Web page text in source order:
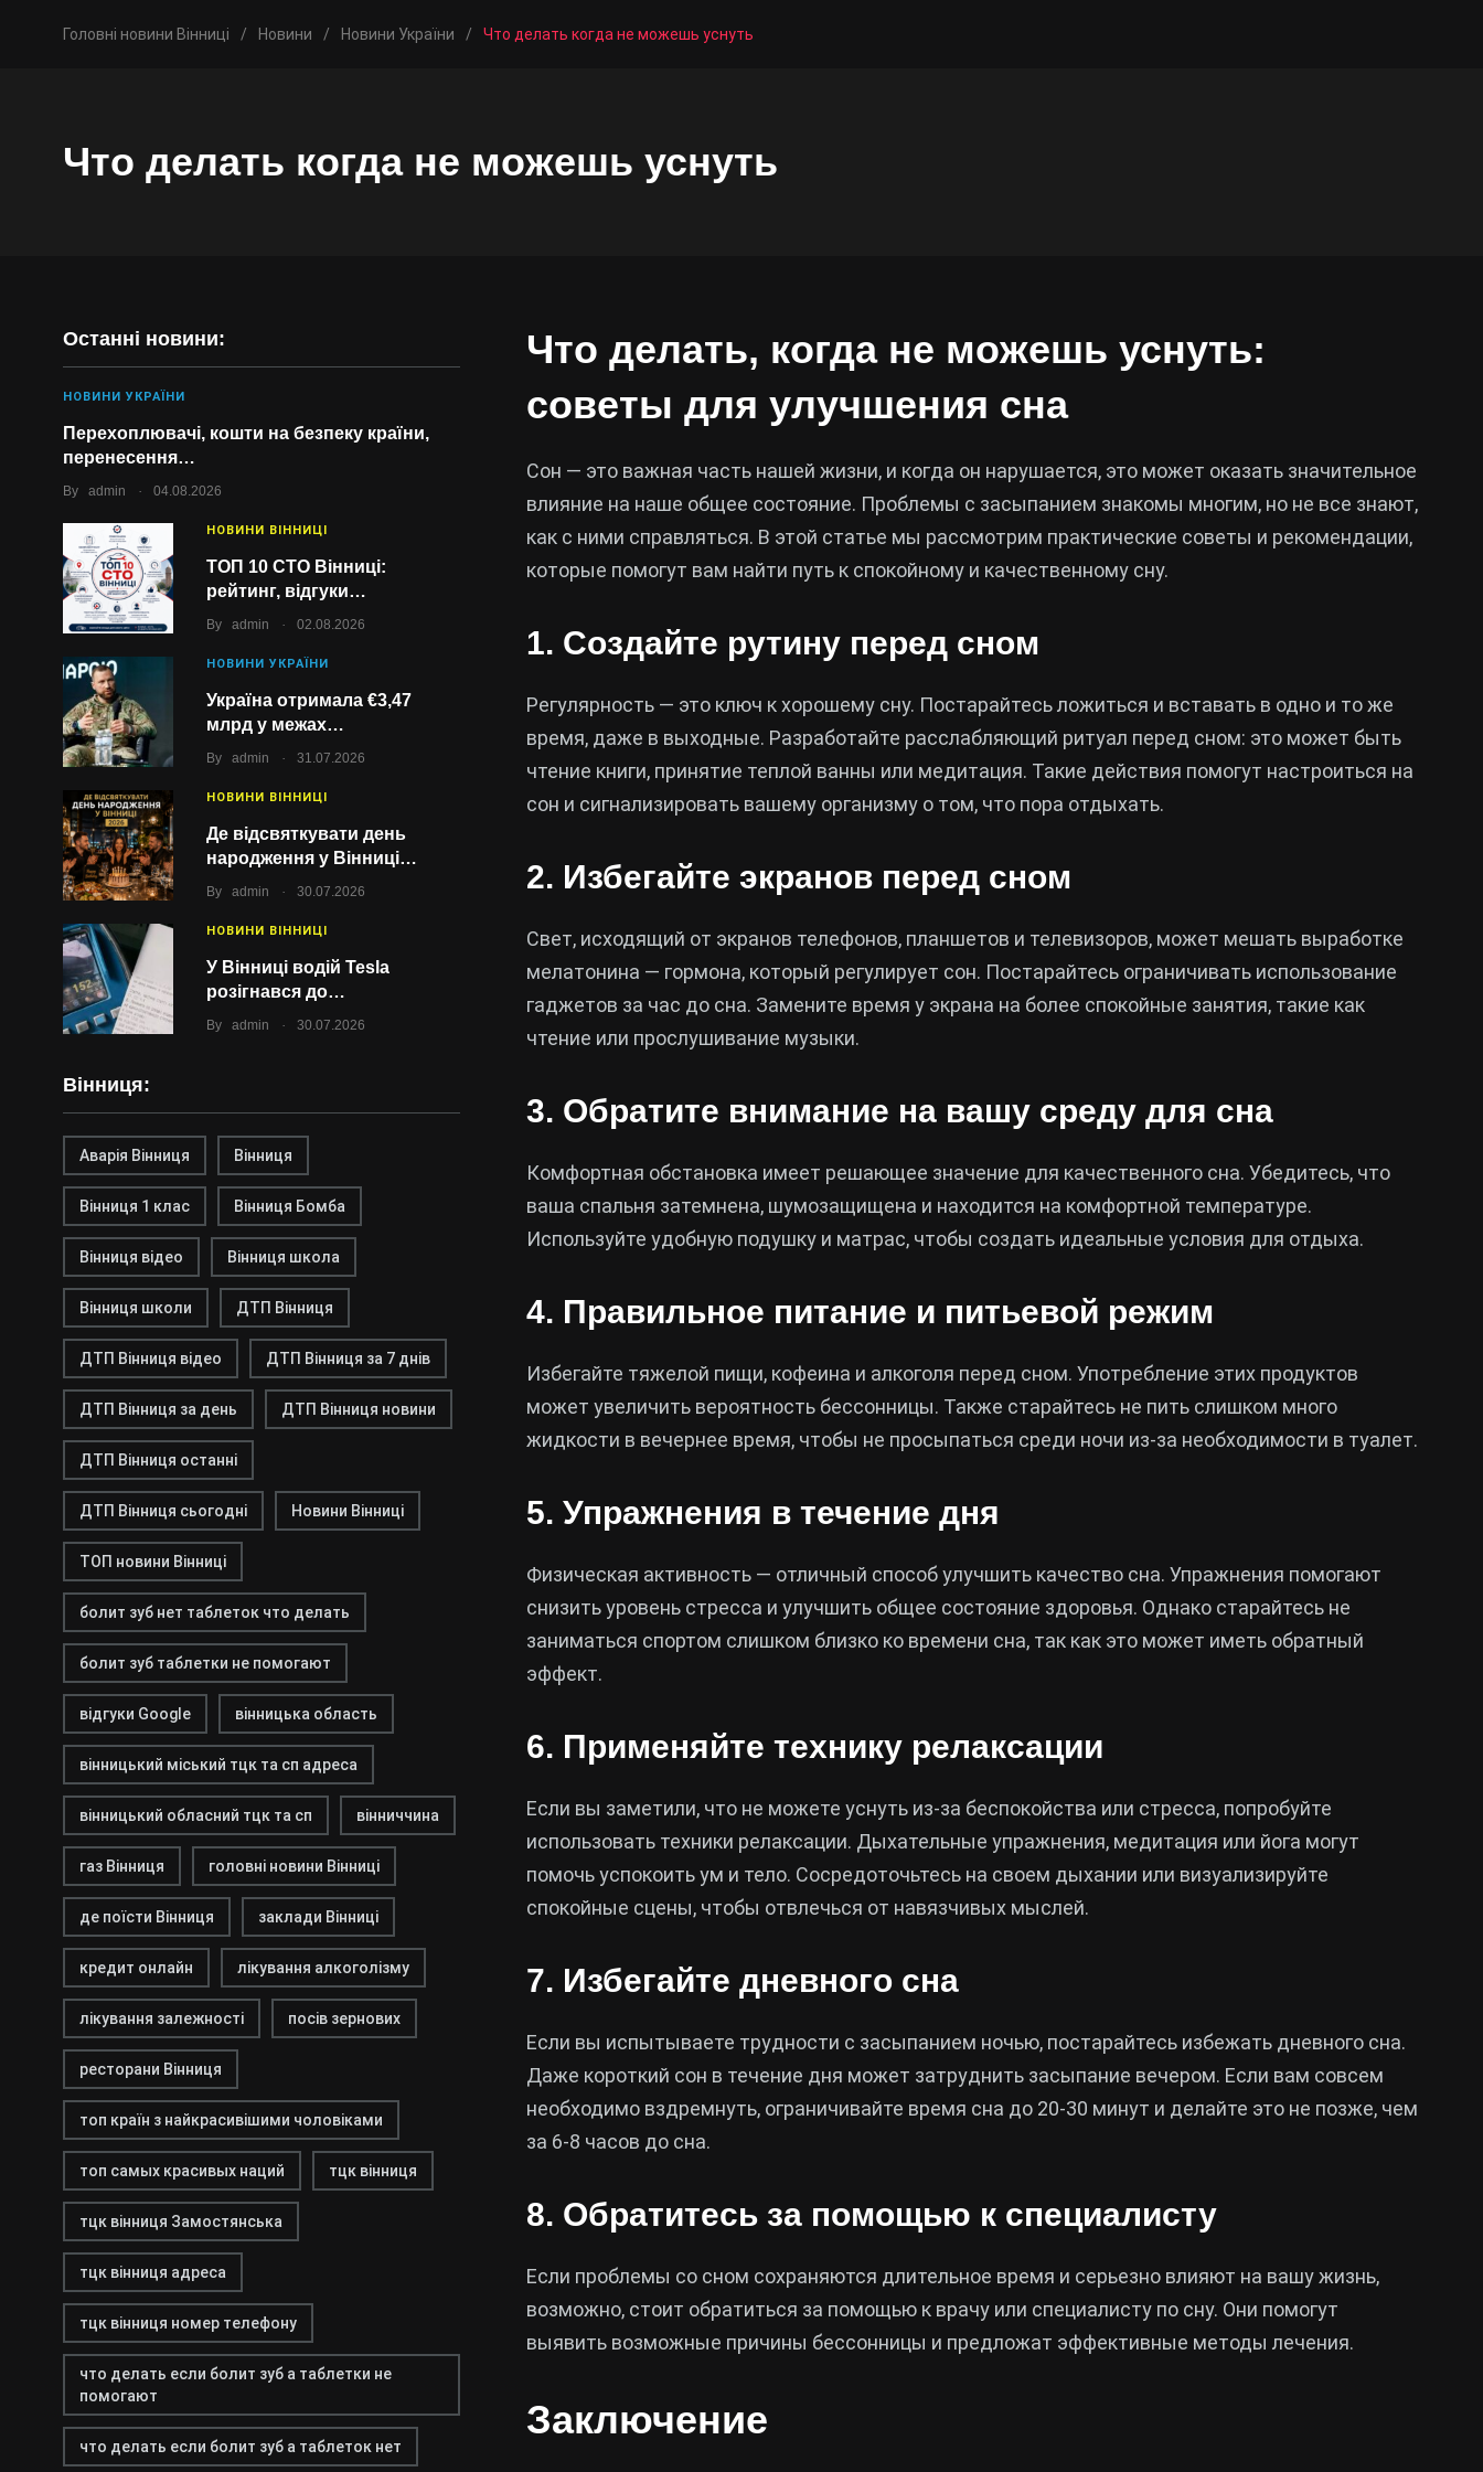
Головні новини Вінниці / Новини / Новини України / Что делать когда не можешь уснуть
Что делать когда не можешь уснуть
Останні новини:
НОВИНИ УКРАЇНИ
Перехоплювачі, кошти на безпеку країни,
перенесення…
By admin . 04.08.2026
НОВИНИ ВІННИЦІ
ТОП 10 СТО Вінниці:
рейтинг, відгуки…
By admin . 02.08.2026
НОВИНИ УКРАЇНИ
Україна отримала €3,47
млрд у межах…
By admin . 31.07.2026
НОВИНИ ВІННИЦІ
Де відсвяткувати день
народження у Вінниці…
By admin . 30.07.2026
НОВИНИ ВІННИЦІ
У Вінниці водій Tesla
розігнався до…
By admin . 30.07.2026
Вінниця:
Аварія Вінниця Вінниця
Вінниця 1 клас Вінниця Бомба
Вінниця відео Вінниця школа
Вінниця школи ДТП Вінниця
ДТП Вінниця відео ДТП Вінниця за 7 днів
ДТП Вінниця за день ДТП Вінниця новини
ДТП Вінниця останні
ДТП Вінниця сьогодні Новини Вінниці
ТОП новини Вінниці
болит зуб нет таблеток что делать
болит зуб таблетки не помогают
відгуки Google вінницька область
вінницький міський тцк та сп адреса
вінницький обласний тцк та сп вінниччина
газ Вінниця головні новини Вінниці
де поїсти Вінниця заклади Вінниці
кредит онлайн лікування алкоголізму
лікування залежності посів зернових
ресторани Вінниця
топ країн з найкрасивішими чоловіками
топ самых красивых наций тцк вінниця
тцк вінниця Замостянська
тцк вінниця адреса
тцк вінниця номер телефону
что делать если болит зуб а таблетки не
помогают
что делать если болит зуб а таблеток нет
Что делать, когда не можешь уснуть:
советы для улучшения сна
Сон — это важная часть нашей жизни, и когда он нарушается, это может оказать значительное
влияние на наше общее состояние. Проблемы с засыпанием знакомы многим, но не все знают,
как с ними справляться. В этой статье мы рассмотрим практические советы и рекомендации,
которые помогут вам найти путь к спокойному и качественному сну.
1. Создайте рутину перед сном
Регулярность — это ключ к хорошему сну. Постарайтесь ложиться и вставать в одно и то же
время, даже в выходные. Разработайте расслабляющий ритуал перед сном: это может быть
чтение книги, принятие теплой ванны или медитация. Такие действия помогут настроиться на
сон и сигнализировать вашему организму о том, что пора отдыхать.
2. Избегайте экранов перед сном
Свет, исходящий от экранов телефонов, планшетов и телевизоров, может мешать выработке
мелатонина — гормона, который регулирует сон. Постарайтесь ограничивать использование
гаджетов за час до сна. Замените время у экрана на более спокойные занятия, такие как
чтение или прослушивание музыки.
3. Обратите внимание на вашу среду для сна
Комфортная обстановка имеет решающее значение для качественного сна. Убедитесь, что
ваша спальня затемнена, шумозащищена и находится на комфортной температуре.
Используйте удобную подушку и матрас, чтобы создать идеальные условия для отдыха.
4. Правильное питание и питьевой режим
Избегайте тяжелой пищи, кофеина и алкоголя перед сном. Употребление этих продуктов
может увеличить вероятность бессонницы. Также старайтесь не пить слишком много
жидкости в вечернее время, чтобы не просыпаться среди ночи из-за необходимости в туалет.
5. Упражнения в течение дня
Физическая активность — отличный способ улучшить качество сна. Упражнения помогают
снизить уровень стресса и улучшить общее состояние здоровья. Однако старайтесь не
заниматься спортом слишком близко ко времени сна, так как это может иметь обратный
эффект.
6. Применяйте технику релаксации
Если вы заметили, что не можете уснуть из-за беспокойства или стресса, попробуйте
использовать техники релаксации. Дыхательные упражнения, медитация или йога могут
помочь успокоить ум и тело. Сосредоточьтесь на своем дыхании или визуализируйте
спокойные сцены, чтобы отвлечься от навязчивых мыслей.
7. Избегайте дневного сна
Если вы испытываете трудности с засыпанием ночью, постарайтесь избежать дневного сна.
Даже короткий сон в течение дня может затруднить засыпание вечером. Если вам совсем
необходимо вздремнуть, ограничивайте время сна до 20-30 минут и делайте это не позже, чем
за 6-8 часов до сна.
8. Обратитесь за помощью к специалисту
Если проблемы со сном сохраняются длительное время и серьезно влияют на вашу жизнь,
возможно, стоит обратиться за помощью к врачу или специалисту по сну. Они помогут
выявить возможные причины бессонницы и предложат эффективные методы лечения.
Заключение